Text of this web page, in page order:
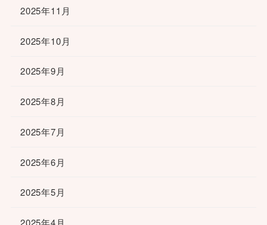
2025年11月
2025年10月
2025年9月
2025年8月
2025年7月
2025年6月
2025年5月
2025年4月